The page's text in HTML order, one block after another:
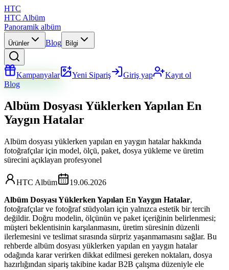
HTC
HTC Albüm
Panoramik albüm
Ürünler Blog Bilgi
Kampanyalar Yeni Sipariş Giriş yap
Kayıt ol
Blog
Albüm Dosyası Yüklerken Yapılan En
Yaygın Hatalar
Albüm dosyası yüklerken yapılan en yaygın hatalar hakkında
fotoğrafçılar için model, ölçü, paket, dosya yükleme ve üretim
sürecini açıklayan profesyonel
HTC Albüm
19.06.2026
Albüm Dosyası Yüklerken Yapılan En Yaygın Hatalar,
fotoğrafçılar ve fotoğraf stüdyoları için yalnızca estetik bir tercih
değildir. Doğru modelin, ölçünün ve paket içeriğinin belirlenmesi;
müşteri beklentisinin karşılanmasını, üretim süresinin düzenli
ilerlemesini ve teslimat sırasında sürpriz yaşanmamasını sağlar. Bu
rehberde albüm dosyası yüklerken yapılan en yaygın hatalar
odağında karar verirken dikkat edilmesi gereken noktaları, dosya
hazırlığından sipariş takibine kadar B2B çalışma düzeniyle ele